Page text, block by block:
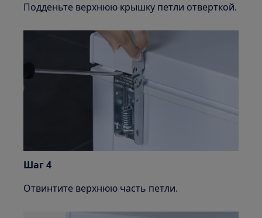
Подденьте верхнюю крышку петли отверткой.
Шаг 4
Отвинтите верхнюю часть петли.